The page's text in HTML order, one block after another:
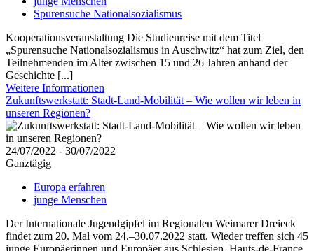
Spurensuche Nationalsozialismus
Kooperationsveranstaltung Die Studienreise mit dem Titel
„Spurensuche Nationalsozialismus in Auschwitz“ hat zum Ziel, den
Teilnehmenden im Alter zwischen 15 und 26 Jahren anhand der
Geschichte [...]
Weitere Informationen
Zukunftswerkstatt: Stadt-Land-Mobilität – Wie wollen wir leben in
unseren Regionen?
24/07/2022 - 30/07/2022
Ganztägig
Europa erfahren
junge Menschen
Der Internationale Jugendgipfel im Regionalen Weimarer Dreieck
findet zum 20. Mal vom 24.–30.07.2022 statt. Wieder treffen sich 45
junge Europäerinnen und Europäer aus Schlesien, Hauts-de-France